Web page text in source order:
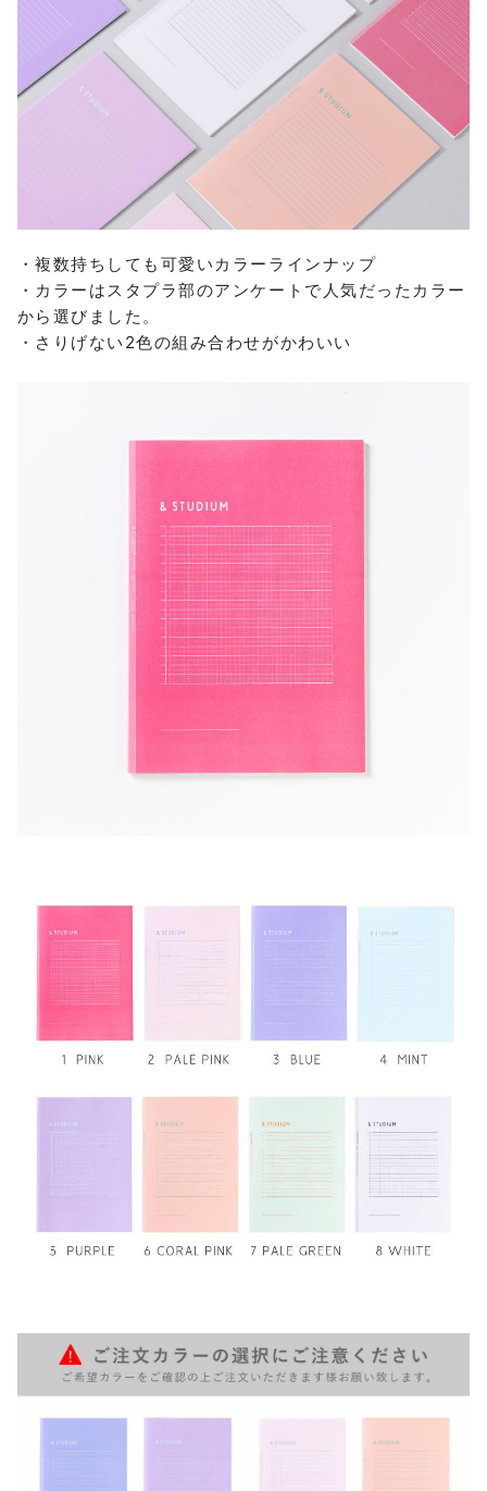
・複数持ちしても可愛いカラーラインナップ
・カラーはスタプラ部のアンケートで人気だったカラー
から選びました。
・さりげない2色の組み合わせがかわいい